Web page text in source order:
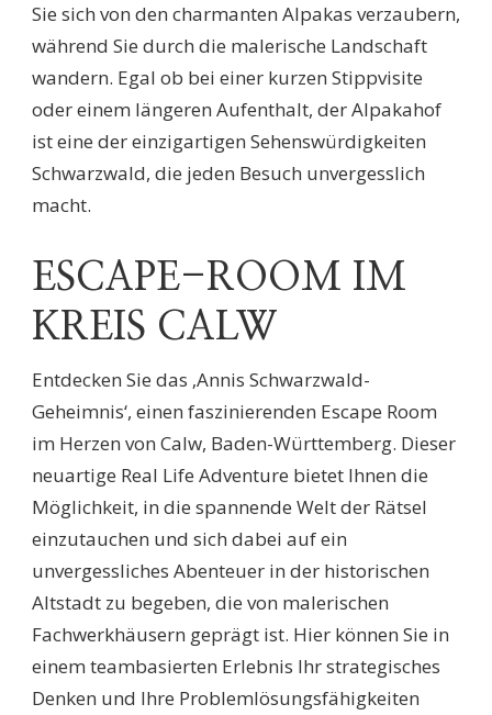
Sie sich von den charmanten Alpakas verzaubern,
während Sie durch die malerische Landschaft
wandern. Egal ob bei einer kurzen Stippvisite
oder einem längeren Aufenthalt, der Alpakahof
ist eine der einzigartigen Sehenswürdigkeiten
Schwarzwald, die jeden Besuch unvergesslich
macht.
ESCAPE-ROOM IM
KREIS CALW
Entdecken Sie das ‚Annis Schwarzwald-
Geheimnis‘, einen faszinierenden Escape Room
im Herzen von Calw, Baden-Württemberg. Dieser
neuartige Real Life Adventure bietet Ihnen die
Möglichkeit, in die spannende Welt der Rätsel
einzutauchen und sich dabei auf ein
unvergessliches Abenteuer in der historischen
Altstadt zu begeben, die von malerischen
Fachwerkhäusern geprägt ist. Hier können Sie in
einem teambasierten Erlebnis Ihr strategisches
Denken und Ihre Problemlösungsfähigkeiten